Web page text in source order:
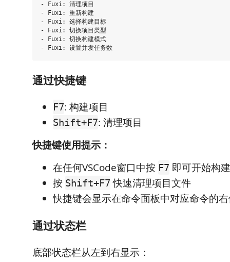
- Fuxi: 清理项目
- Fuxi: 重新构建
- Fuxi: 选择构建目标
- Fuxi: 切换项目类型
- Fuxi: 切换构建模式
通过快捷键
F7: 构建项目
Shift+F7: 清理项目
快捷键使用提示：
在任何VSCode窗口中按 F7 即可开始构建
按 Shift+F7 快速清理项目文件
快捷键会显示在命令面板中对应命令的
通过状态栏
底部状态栏从左到右显示：